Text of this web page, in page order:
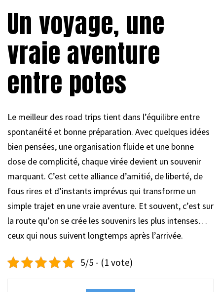
Un voyage, une
vraie aventure
entre potes
Le meilleur des road trips tient dans l’équilibre entre
spontanéité et bonne préparation. Avec quelques idées
bien pensées, une organisation fluide et une bonne
dose de complicité, chaque virée devient un souvenir
marquant. C’est cette alliance d’amitié, de liberté, de
fous rires et d’instants imprévus qui transforme un
simple trajet en une vraie aventure. Et souvent, c’est sur
la route qu’on se crée les souvenirs les plus intenses…
ceux qui nous suivent longtemps après l’arrivée.
5/5 - (1 vote)